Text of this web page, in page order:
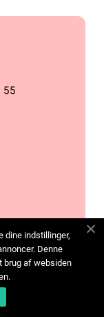
dine indstillinger,
Denne
brug af websiden